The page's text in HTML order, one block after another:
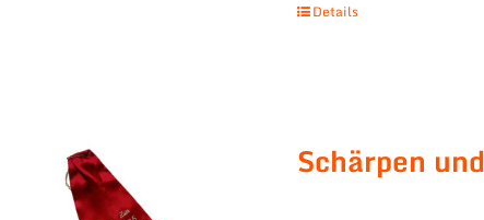
Details
Schärpen